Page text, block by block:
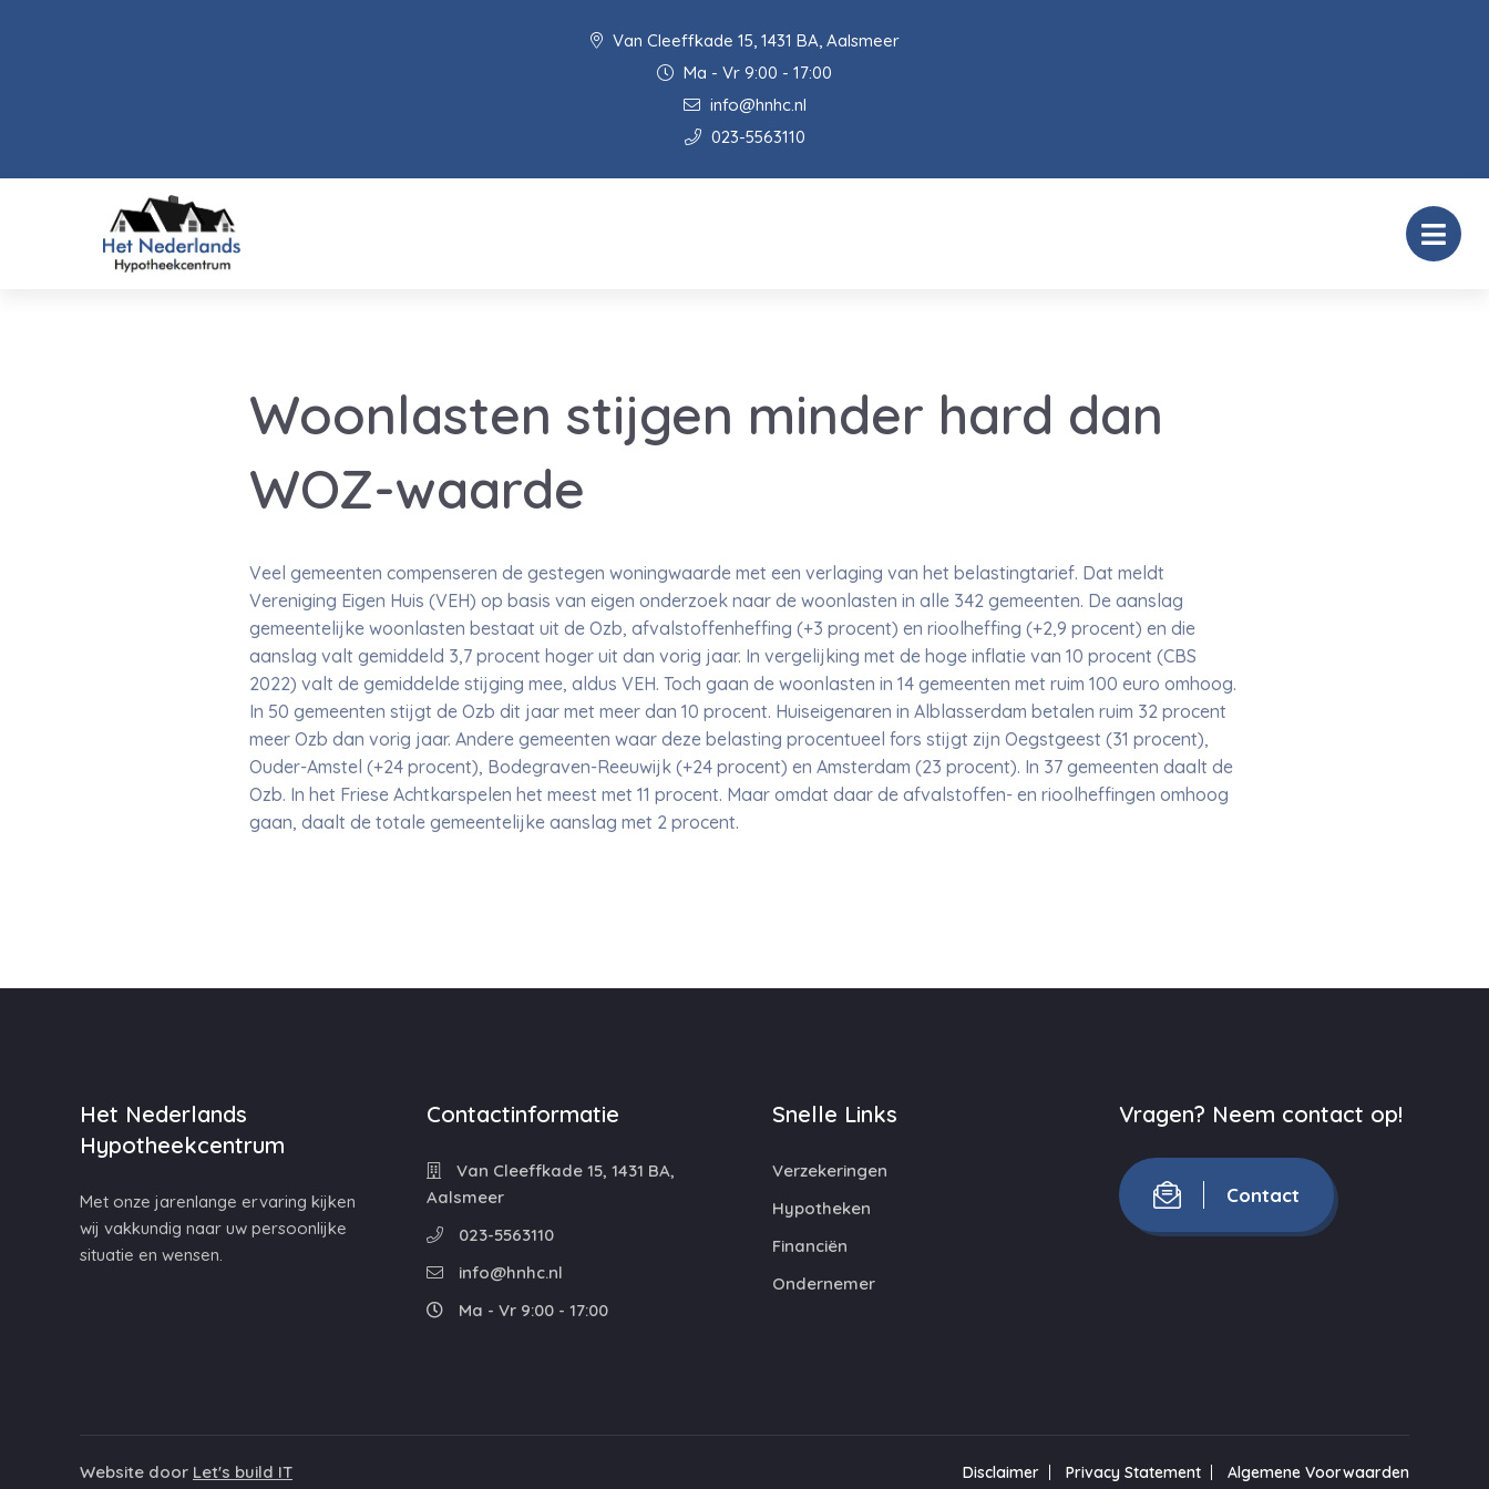
Van Cleeffkade 15, 1431 BA, Aalsmeer
Ma - Vr 9:00 - 17:00
info@hnhc.nl
023-5563110
Woonlasten stijgen minder hard dan
WOZ-waarde
Veel gemeenten compenseren de gestegen woningwaarde met een verlaging van het belastingtarief. Dat meldt
Vereniging Eigen Huis (VEH) op basis van eigen onderzoek naar de woonlasten in alle 342 gemeenten. De aanslag
gemeentelijke woonlasten bestaat uit de Ozb, afvalstoffenheffing (+3 procent) en rioolheffing (+2,9 procent) en die
aanslag valt gemiddeld 3,7 procent hoger uit dan vorig jaar. In vergelijking met de hoge inflatie van 10 procent (CBS
2022) valt de gemiddelde stijging mee, aldus VEH. Toch gaan de woonlasten in 14 gemeenten met ruim 100 euro omhoog.
In 50 gemeenten stijgt de Ozb dit jaar met meer dan 10 procent. Huiseigenaren in Alblasserdam betalen ruim 32 procent
meer Ozb dan vorig jaar. Andere gemeenten waar deze belasting procentueel fors stijgt zijn Oegstgeest (31 procent),
Ouder-Amstel (+24 procent), Bodegraven-Reeuwijk (+24 procent) en Amsterdam (23 procent). In 37 gemeenten daalt de
Ozb. In het Friese Achtkarspelen het meest met 11 procent. Maar omdat daar de afvalstoffen- en rioolheffingen omhoog
gaan, daalt de totale gemeentelijke aanslag met 2 procent.
Het Nederlands
Hypotheekcentrum
Met onze jarenlange ervaring kijken
wij vakkundig naar uw persoonlijke
situatie en wensen.
Contactinformatie
Van Cleeffkade 15, 1431 BA,
Aalsmeer
023-5563110
info@hnhc.nl
Ma - Vr 9:00 - 17:00
Snelle Links
Verzekeringen
Hypotheken
Financiën
Ondernemer
Vragen? Neem contact op!
Contact
Website door Let's build IT Disclaimer Privacy Statement Algemene Voorwaarden